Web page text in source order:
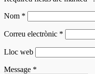
Nom *
Correu electrònic *
Lloc web
Message *